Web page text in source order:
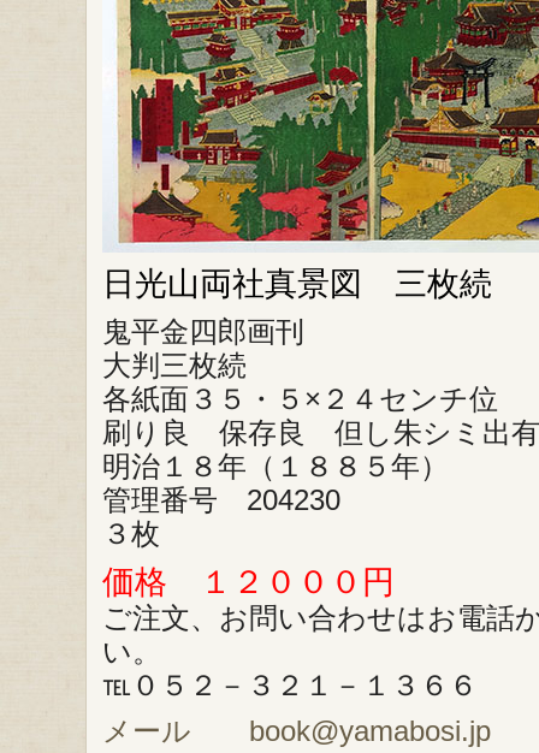
日光山両社真景図 三枚続
鬼平金四郎画刊
大判三枚続
各紙面３５・５×２４センチ位
刷り良 保存良 但し朱シミ出
明治１８年（１８８５年）
管理番号 204230
３枚
価格 １２０００円
ご注文、お問い合わせはお電話
い。
℡０５２－３２１－１３６６
メール book@yamabosi.jp